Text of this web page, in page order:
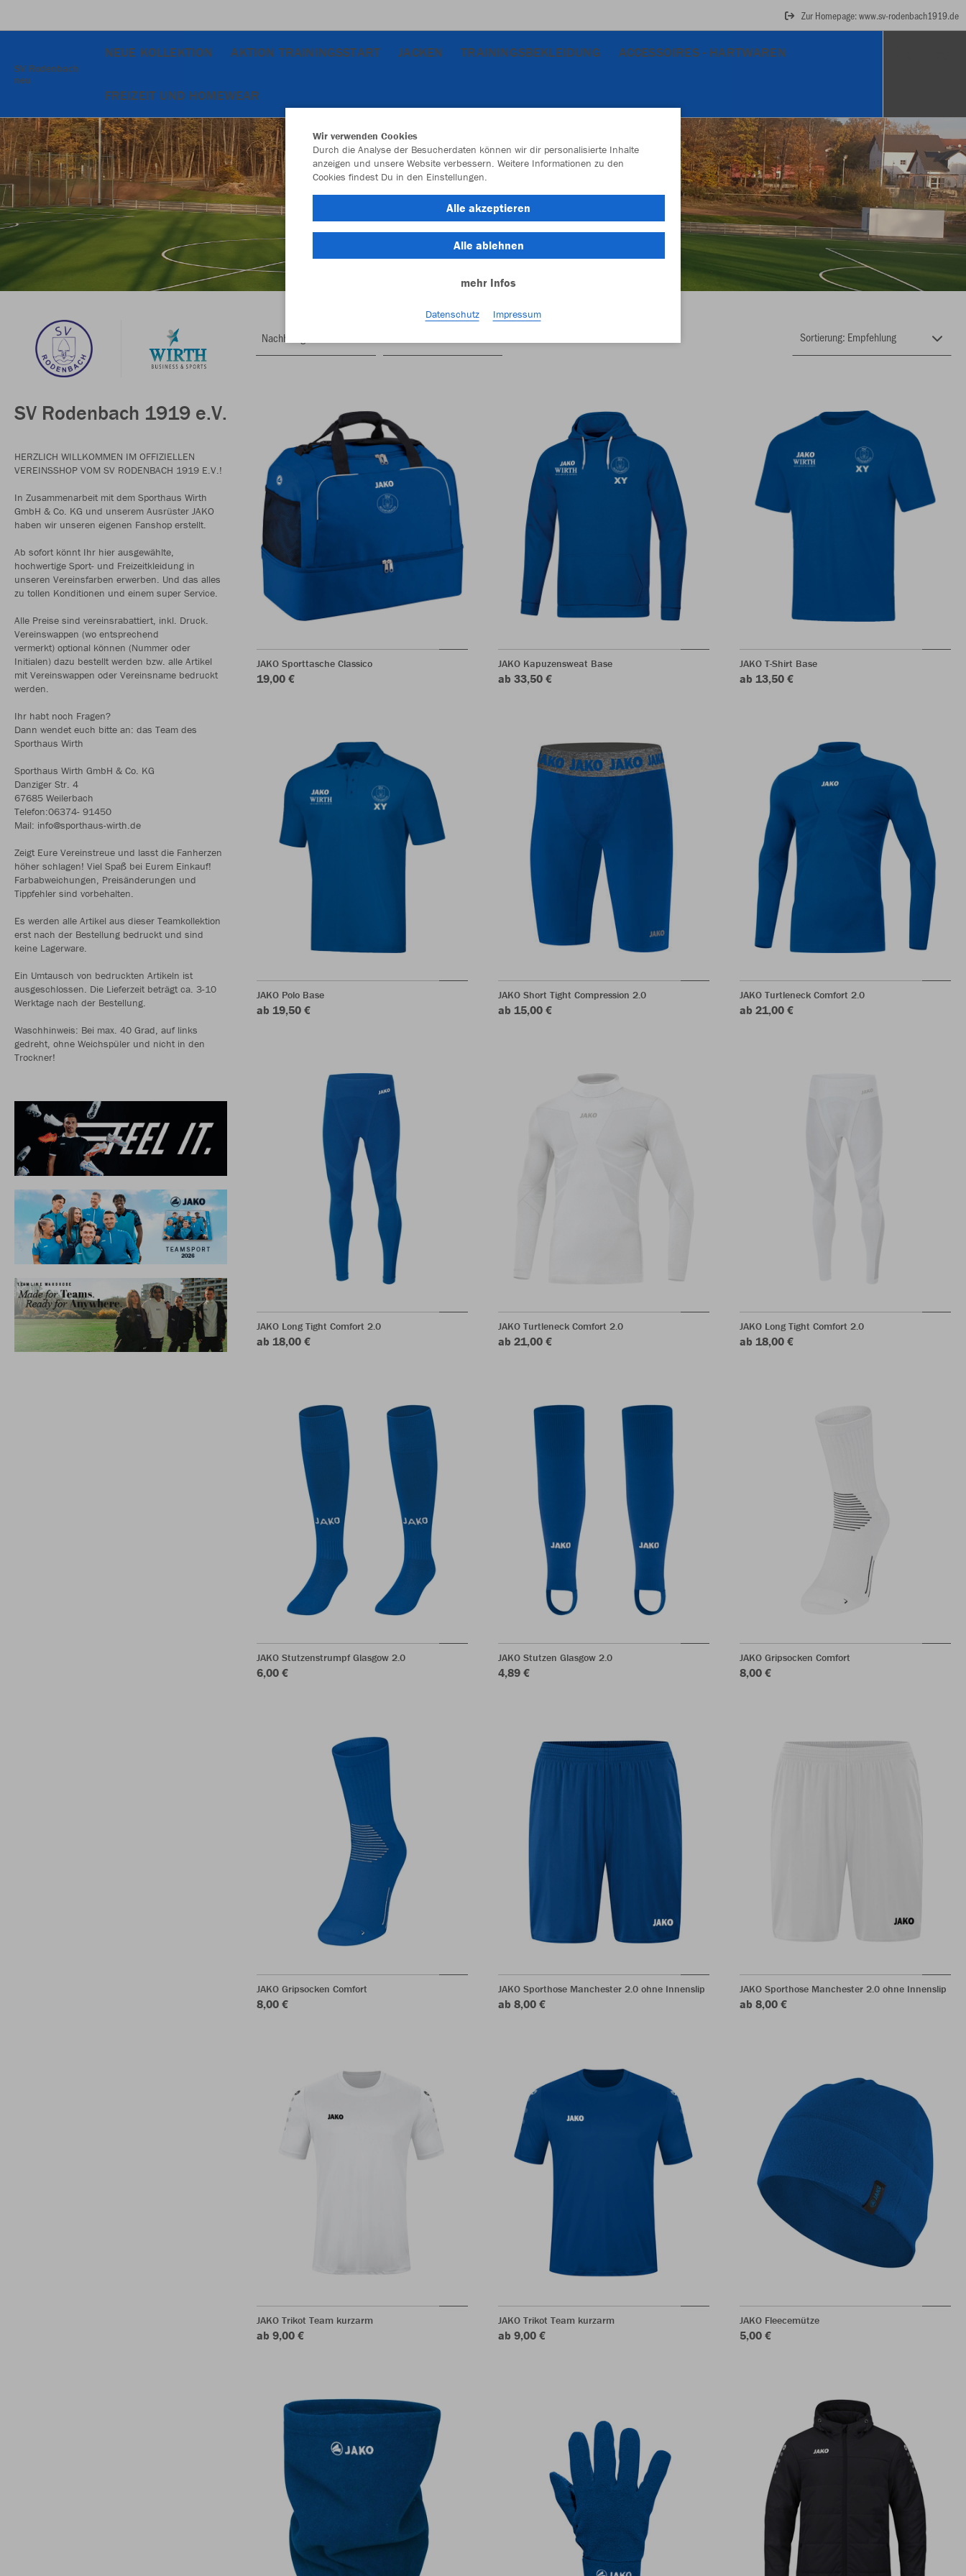
Zur Homepage: www.sv-rodenbach1919.de
SV Rodenbach
neu
NEUE KOLLEKTION AKTION TRAININGSSTART JACKEN TRAININGSBEKLEIDUNG ACCESSOIRES - HARTWAREN
FREIZEIT UND HOMEWEAR
SV Rodenbach 1919 e.V.
HERZLICH WILLKOMMEN IM OFFIZIELLEN
VEREINSSHOP VOM SV RODENBACH 1919 E.V.!
In Zusammenarbeit mit dem Sporthaus Wirth
GmbH & Co. KG und unserem Ausrüster JAKO
haben wir unseren eigenen Fanshop erstellt.
Ab sofort könnt Ihr hier ausgewählte,
hochwertige Sport- und Freizeitkleidung in
unseren Vereinsfarben erwerben. Und das alles
zu tollen Konditionen und einem super Service.
Alle Preise sind vereinsrabattiert, inkl. Druck.
Vereinswappen (wo entsprechend
vermerkt) optional können (Nummer oder
Initialen) dazu bestellt werden bzw. alle Artikel
mit Vereinswappen oder Vereinsname bedruckt
werden.
Ihr habt noch Fragen?
Dann wendet euch bitte an: das Team des
Sporthaus Wirth
Sporthaus Wirth GmbH & Co. KG
Danziger Str. 4
67685 Weilerbach
Telefon:06374- 91450
Mail: info@sporthaus-wirth.de
Zeigt Eure Vereinstreue und lasst die Fanherzen
höher schlagen! Viel Spaß bei Eurem Einkauf!
Farbabweichungen, Preisänderungen und
Tippfehler sind vorbehalten.
Es werden alle Artikel aus dieser Teamkollektion
erst nach der Bestellung bedruckt und sind
keine Lagerware.
Ein Umtausch von bedruckten Artikeln ist
ausgeschlossen. Die Lieferzeit beträgt ca. 3-10
Werktage nach der Bestellung.
Waschhinweis: Bei max. 40 Grad, auf links
gedreht, ohne Weichspüler und nicht in den
Trockner!
Nachhaltig
JAKO Sporttasche Classico
19,00 €
JAKO Kapuzensweat Base
ab 33,50 €
JAKO T-Shirt Base
ab 13,50 €
JAKO Polo Base
ab 19,50 €
JAKO Short Tight Compression 2.0
ab 15,00 €
JAKO Turtleneck Comfort 2.0
ab 21,00 €
JAKO Long Tight Comfort 2.0
ab 18,00 €
JAKO Turtleneck Comfort 2.0
ab 21,00 €
JAKO Long Tight Comfort 2.0
ab 18,00 €
JAKO Stutzenstrumpf Glasgow 2.0
6,00 €
JAKO Stutzen Glasgow 2.0
4,89 €
JAKO Gripsocken Comfort
8,00 €
JAKO Gripsocken Comfort
8,00 €
JAKO Sporthose Manchester 2.0 ohne Innenslip
ab 8,00 €
JAKO Sporthose Manchester 2.0 ohne Innenslip
ab 8,00 €
JAKO Trikot Team kurzarm
ab 9,00 €
JAKO Trikot Team kurzarm
ab 9,00 €
JAKO Fleecemütze
5,00 €
Wir verwenden Cookies
Durch die Analyse der Besucherdaten können wir dir personalisierte Inhalte
anzeigen und unsere Website verbessern. Weitere Informationen zu den
Cookies findest Du in den Einstellungen.
Alle akzeptieren
Alle ablehnen
mehr Infos
Datenschutz Impressum